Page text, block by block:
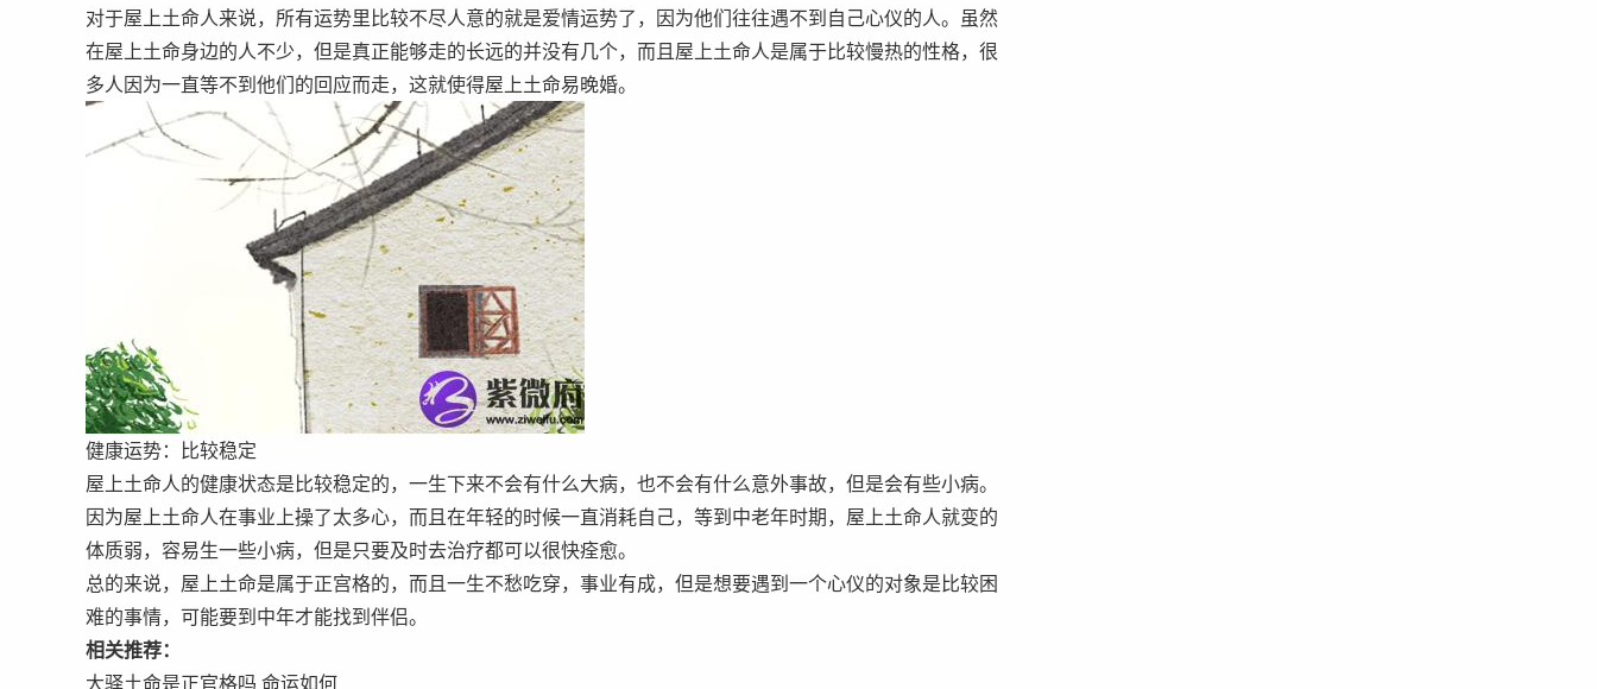
对于屋上土命人来说，所有运势里比较不尽人意的就是爱情运势了，因为他们往往遇不到自己心仪的人。虽然
在屋上土命身边的人不少，但是真正能够走的长远的并没有几个，而且屋上土命人是属于比较慢热的性格，很
多人因为一直等不到他们的回应而走，这就使得屋上土命易晚婚。
健康运势：比较稳定
屋上土命人的健康状态是比较稳定的，一生下来不会有什么大病，也不会有什么意外事故，但是会有些小病。
因为屋上土命人在事业上操了太多心，而且在年轻的时候一直消耗自己，等到中老年时期，屋上土命人就变的
体质弱，容易生一些小病，但是只要及时去治疗都可以很快痊愈。
总的来说，屋上土命是属于正宫格的，而且一生不愁吃穿，事业有成，但是想要遇到一个心仪的对象是比较困
难的事情，可能要到中年才能找到伴侣。
相关推荐：
大驿土命是正官格吗 命运如何